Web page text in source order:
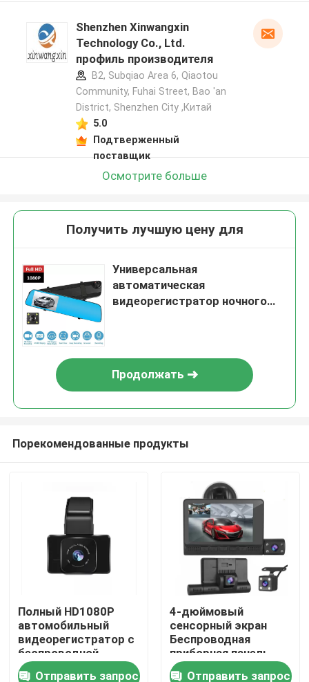
О Компании
Контакты
Shenzhen Xinwangxin
Technology Co., Ltd.
профиль производителя
B2, Subqiao Area 6, Qiaotou
Community, Fuhai Street, Bao 'an
District, Shenzhen City ,Китай
5.0
Подтверженный
поставщик
Осмотрите больше
Получить лучшую цену для
Универсальная
автоматическая
видеорегистратор ночного
Продолжать
Порекомендованные продукты
Полный HD1080P
автомобильный
видеорегистратор с
беспроводной
задней камерой 3
Отправить запрос
4-дюймовый
сенсорный экран
Беспроводная
приборная панель
Камера Приборная
Отправить запрос